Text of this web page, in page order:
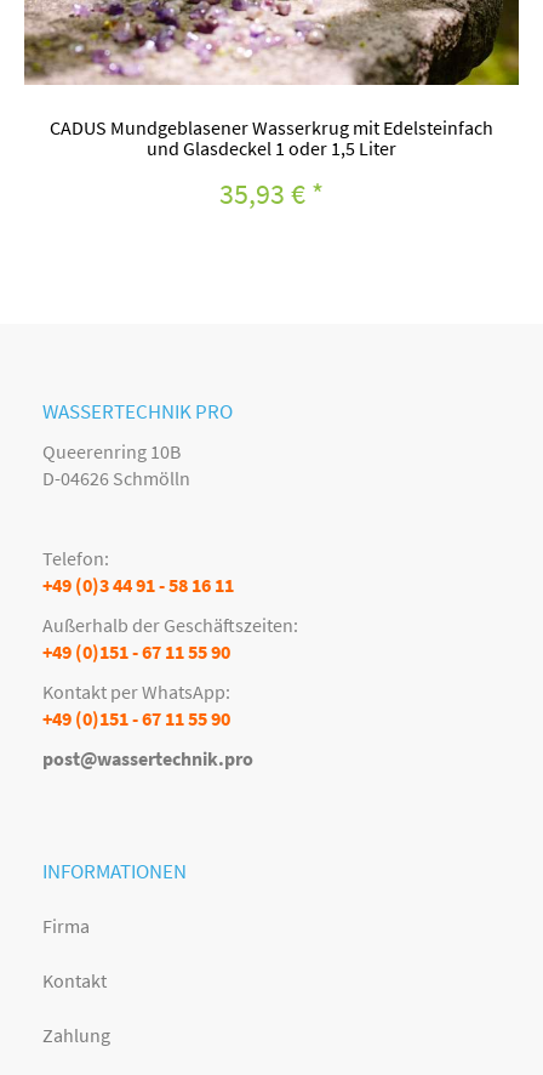
CADUS Mundgeblasener Wasserkrug mit Edelsteinfach
und Glasdeckel 1 oder 1,5 Liter
35,93 €*
WASSERTECHNIK PRO
Queerenring 10B
D-04626 Schmölln
Telefon:
+49 (0)3 44 91 - 58 16 11
Außerhalb der Geschäftszeiten:
+49 (0)151 - 67 11 55 90
Kontakt per WhatsApp:
+49 (0)151 - 67 11 55 90
post@wassertechnik.pro
INFORMATIONEN
Firma
Kontakt
Zahlung